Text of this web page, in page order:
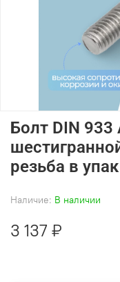
Наличие: В наличии
Болт DIN 933
резьба в
3 137 ₽